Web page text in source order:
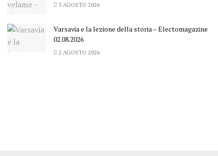
3 AGOSTO 2026
Varsavia e la lezione della storia – Electomagazine
02.08.2026
2 AGOSTO 2026